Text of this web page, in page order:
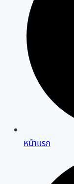
หน้าแรก